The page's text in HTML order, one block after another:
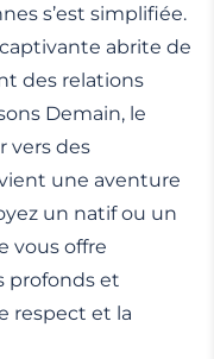
s’est simplifiée.
abrite de
des relations
Demain, le
vers des
une aventure
un natif ou un
vous offre
profonds et
respect et la